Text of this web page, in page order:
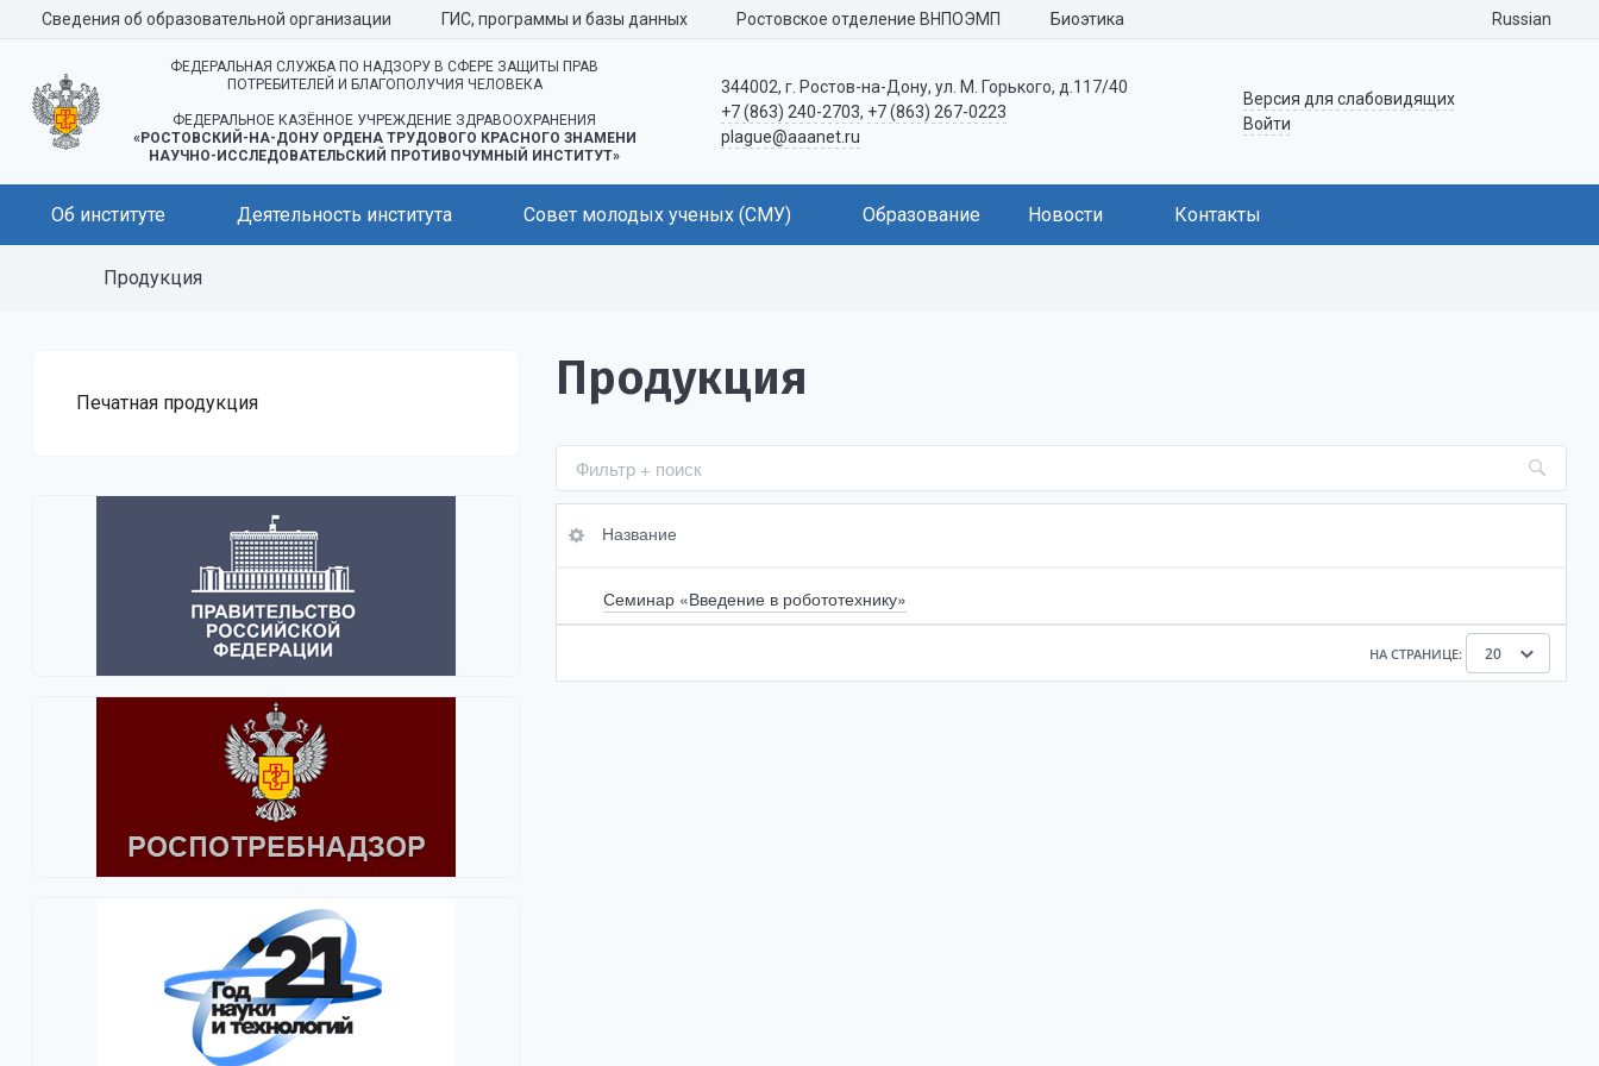
Сведения об образовательной организации ГИС, программы и базы данных Ростовское отделение ВНПОЭМП Биоэтика Russian
ФЕДЕРАЛЬНАЯ СЛУЖБА ПО НАДЗОРУ В СФЕРЕ ЗАЩИТЫ ПРАВ
ПОТРЕБИТЕЛЕЙ И БЛАГОПОЛУЧИЯ ЧЕЛОВЕКА
ФЕДЕРАЛЬНОЕ КАЗЁННОЕ УЧРЕЖДЕНИЕ ЗДРАВООХРАНЕНИЯ
«РОСТОВСКИЙ-НА-ДОНУ ОРДЕНА ТРУДОВОГО КРАСНОГО ЗНАМЕНИ
НАУЧНО-ИССЛЕДОВАТЕЛЬСКИЙ ПРОТИВОЧУМНЫЙ ИНСТИТУТ»
344002, г. Ростов-на-Дону, ул. М. Горького, д.117/40
+7 (863) 240-2703, +7 (863) 267-0223
plague@aaanet.ru
Версия для слабовидящих
Войти
Об институте Деятельность института Совет молодых ученых (СМУ) Образование Новости Контакты
Продукция
Печатная продукция Продукция
Название
По умолчанию Выбрать все Отменить все
Название
Семинар «Введение в робототехнику»
НА СТРАНИЦЕ: 20